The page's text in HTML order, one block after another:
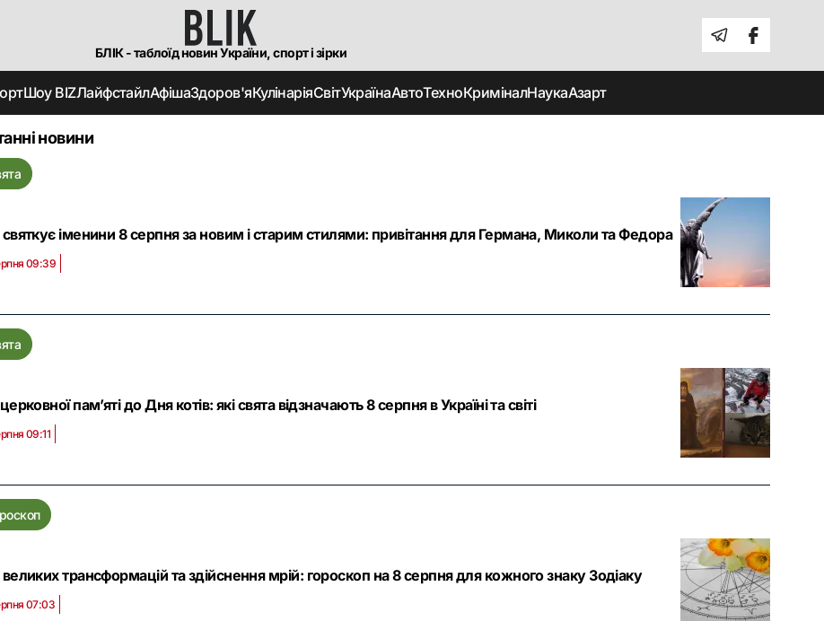
БЛІК - таблоїд новин України, спорт і зірки
Шоу BIZЛайфстайлАфішаЗдоров'яКулінаріяСвітУкраїнаАвтоТехноКриміналНаукаАзарт
новини
іменини 8 серпня за новим і старим стилями: привітання для Германа, Миколи та Федора
09:39
памʼяті до Дня котів: які свята відзначають 8 серпня в Україні та світі
09:11
трансформацій та здійснення мрій: гороскоп на 8 серпня для кожного знаку Зодіаку
07:03